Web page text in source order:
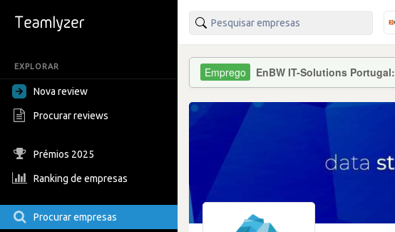
EXPLORAR
Nova review
Procurar reviews
Prémios 2025
Ranking de empresas
Procurar empresas
EnBW IT-Solutions Portugal: